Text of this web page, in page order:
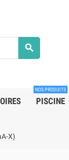

PISCINE
NOS PRODUITS
X)